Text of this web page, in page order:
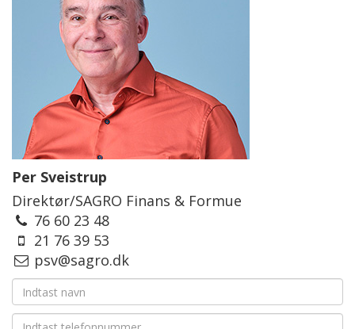
Per Sveistrup
Direktør/SAGRO Finans & Formue
76 60 23 48
21 76 39 53
psv@sagro.dk